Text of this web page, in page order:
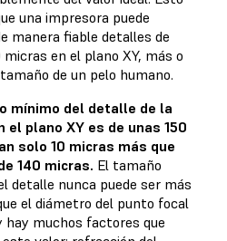
una impresora puede
manera fiable detalles de
en el plano XY, más o
de un pelo humano.
mínimo del detalle de la
el plano XY es de unas 150
solo 10 micras más que
140 micras. El tamaño
detalle nunca puede ser más
el diámetro del punto focal
hay muchos factores que